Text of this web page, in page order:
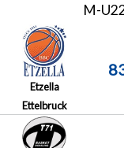
M-
Etzella
Ettelbruck